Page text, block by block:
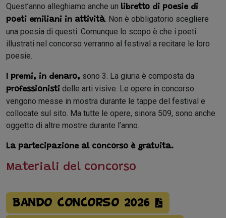
Quest’anno alleghiamo anche un libretto di poesie di
poeti emiliani in attività. Non è obbligatorio scegliere
una poesia di questi. Comunque lo scopo è che i poeti
illustrati nel concorso verranno al festival a recitare le loro
poesie.
I premi, in denaro, sono 3. La giuria è composta da
professionisti delle arti visive. Le opere in concorso
vengono messe in mostra durante le tappe del festival e
collocate sul sito. Ma tutte le opere, sinora 509, sono anche
oggetto di altre mostre durante l’anno.
La partecipazione al concorso è gratuita.
Materiali del concorso
Bando Concorso 2026